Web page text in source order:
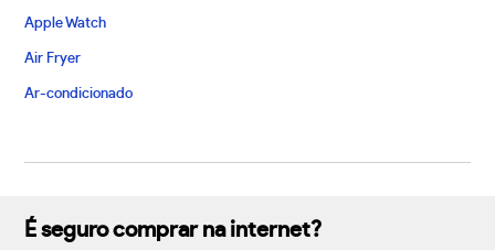
Apple Watch
Air Fryer
Ar-condicionado
É seguro comprar na internet?